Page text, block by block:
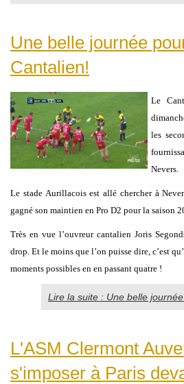
Une belle journée
Cantalien!
Le
les
Nevers.
Le stade Aurillacois est allé chercher à
gagné son maintien en Pro D2 pour la saison
Très en vue l’ouvreur cantalien Joris
drop. Et le moins que l’on puisse dire, c’est
moments possibles en en passant quatre !
Lire la suite : Une belle
L'ASM Clermont
s'imposer à Paris